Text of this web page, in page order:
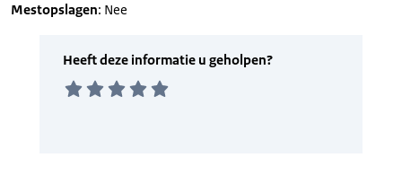
Mestopslagen: Nee